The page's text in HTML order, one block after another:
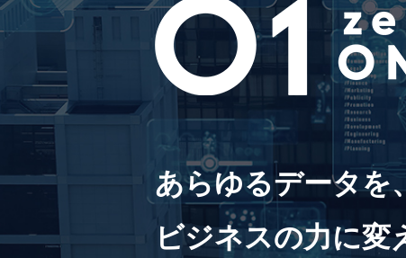
あらゆるデータを
ビジネスの力に変